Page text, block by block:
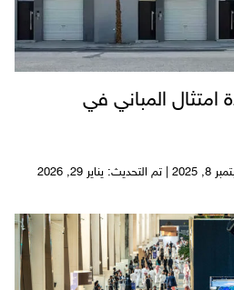
امتثال المباني في
29, 2026